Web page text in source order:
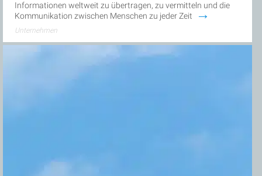
Informationen weltweit zu übertragen, zu vermitteln und die
Kommunikation zwischen Menschen zu jeder Zeit
→
Unternehmen